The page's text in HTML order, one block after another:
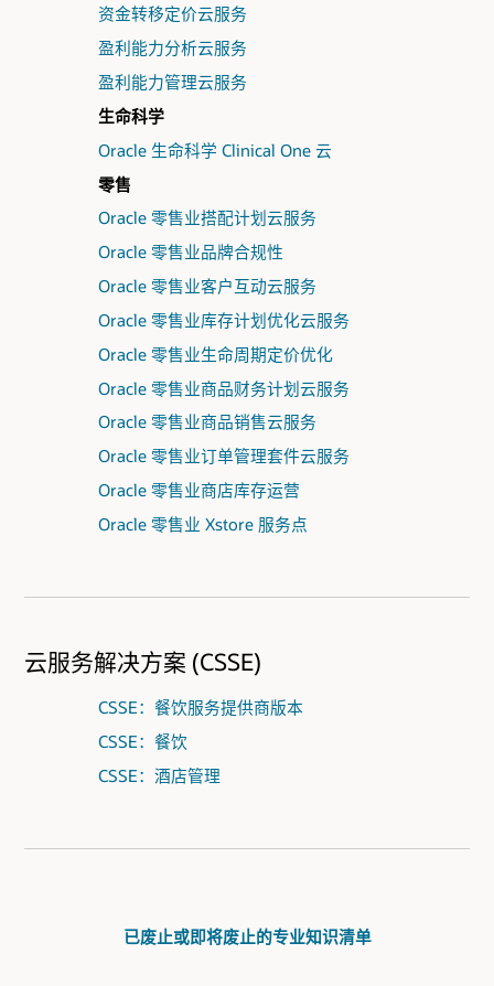
资金转移定价云服务
盈利能力分析云服务
盈利能力管理云服务
生命科学
Oracle 生命科学 Clinical One 云
零售
Oracle 零售业搭配计划云服务
Oracle 零售业品牌合规性
Oracle 零售业客户互动云服务
Oracle 零售业库存计划优化云服务
Oracle 零售业生命周期定价优化
Oracle 零售业商品财务计划云服务
Oracle 零售业商品销售云服务
Oracle 零售业订单管理套件云服务
Oracle 零售业商店库存运营
Oracle 零售业 Xstore 服务点
云服务解决方案 (CSSE)
CSSE：餐饮服务提供商版本
CSSE：餐饮
CSSE：酒店管理
已废止或即将废止的专业知识清单